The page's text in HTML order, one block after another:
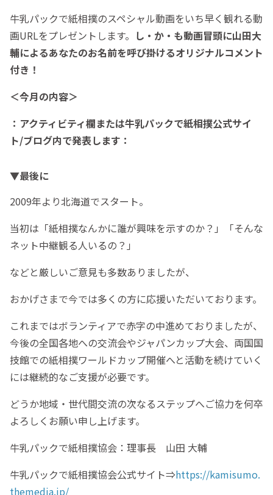
牛乳パックで紙相撲のスペシャル動画をいち早く観れる動
画URLをプレゼントします。 し・か・も動画冒頭に山田大
輔によるあなたのお名前を呼び掛けるオリジナルコメント
付き！
＜今月の内容＞
：アクティビティ欄または牛乳パックで紙相撲公式サイ
ト/ブログ内で発表します：
▼最後に
2009年より北海道でスタート。
当初は「紙相撲なんかに誰が興味を示すのか？」「そんな
ネット中継観る人いるの？」
などと厳しいご意見も多数ありましたが、
おかげさまで今では多くの方に応援いただいております。
これまではボランティアで赤字の中進めておりましたが、
今後の全国各地への交流会やジャパンカップ大会、両国国
技館での紙相撲ワールドカップ開催へと活動を続けていく
には継続的なご支援が必要です。
どうか地域・世代間交流の次なるステップへご協力を何卒
よろしくお願い申し上げます。
牛乳パックで紙相撲協会：理事長 山田 大輔
牛乳パックで紙相撲協会公式サイト⇒https://kamisumo.
themedia.jp/